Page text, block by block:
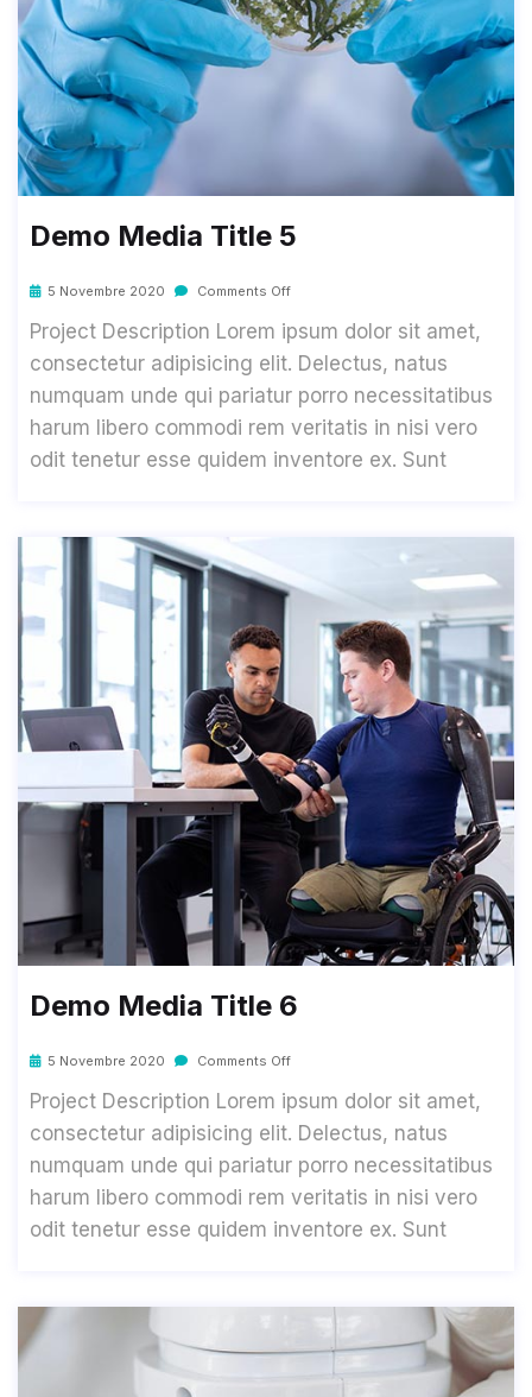
Demo Media Title 5
5 Novembre 2020 Comments Off
Project Description Lorem ipsum dolor sit amet,
consectetur adipisicing elit. Delectus, natus
numquam unde qui pariatur porro necessitatibus
harum libero commodi rem veritatis in nisi vero
odit tenetur esse quidem inventore ex. Sunt
Demo Media Title 6
5 Novembre 2020 Comments Off
Project Description Lorem ipsum dolor sit amet,
consectetur adipisicing elit. Delectus, natus
numquam unde qui pariatur porro necessitatibus
harum libero commodi rem veritatis in nisi vero
odit tenetur esse quidem inventore ex. Sunt